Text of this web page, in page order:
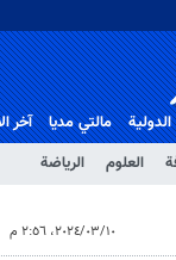
العلوم الرياضة
الدولية مالتي مدیا آخر
١٠‏/٠٣‏/٢٠٢٤، ٢:٥٦ م